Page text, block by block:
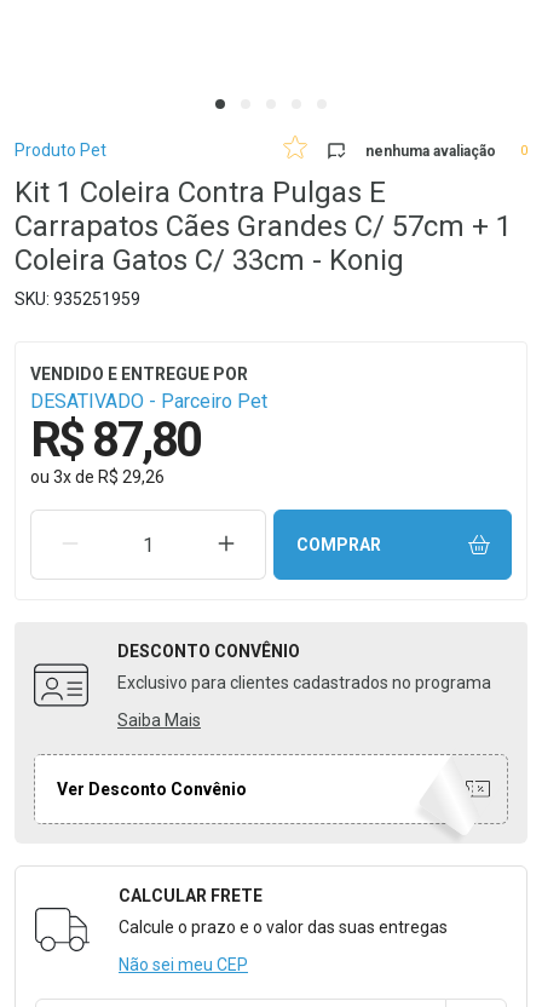
Breadcrumb
Produto Pet nenhuma avaliação 0
Kit 1 Coleira Contra Pulgas E
Carrapatos Cães Grandes C/ 57cm + 1
Coleira Gatos C/ 33cm - Konig
935251959
DESATIVADO - Parceiro Pet
R$ 87,80
ou 3xde R$ 29,26
REMOVER UMA UNIDADEAUMENTAR UMA UNIDADE
COMPRAR
DESCONTO CONVÊNIO
Exclusivo para clientes cadastrados no programa
Saiba Mais
Ver Desconto Convênio
Formulário para Calcular o Frete
CALCULAR FRETE
Calcule o prazo e o valor das suas entregas
Não sei meu CEP